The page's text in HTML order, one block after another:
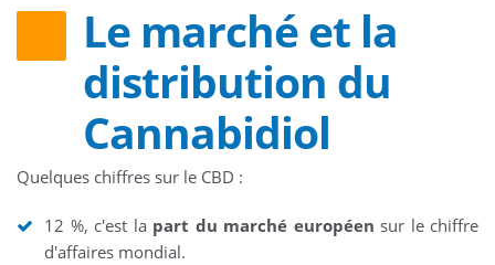
Le marché et la
distribution du
Cannabidiol
Quelques chiffres sur le CBD :
12 %, c'est la part du marché européen sur le chiffre
d'affaires mondial.